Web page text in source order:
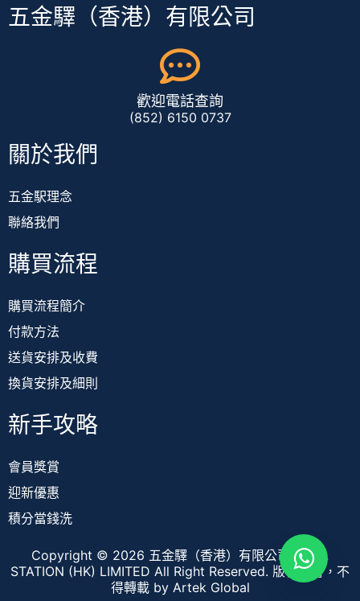
五金驛（香港）有限公司
歡迎電話查詢
(852) 6150 0737
關於我們
五金駅理念
聯絡我們
購買流程
購買流程簡介
付款方法
送貨安排及收費
換貨安排及細則
新手攻略
會員獎賞
迎新優惠
積分當錢洗
Copyright © 2026 五金驛（香港）有限公司 TOOL
STATION (HK) LIMITED All Right Reserved. 版權所有，不
得轉載 by Artek Global